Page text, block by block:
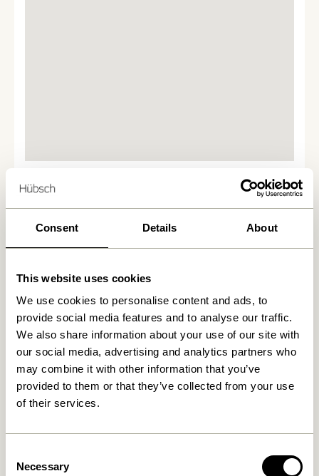
Consent Details About
This website uses cookies
We use cookies to personalise content and ads, to
provide social media features and to analyse our traffic.
We also share information about your use of our site with
our social media, advertising and analytics partners who
may combine it with other information that you’ve
provided to them or that they’ve collected from your use
of their services.
Selection
Necessary
Wir haben Geschäfte gefunden
Kongens Nytorv 13, 1050 København K, Dänemark